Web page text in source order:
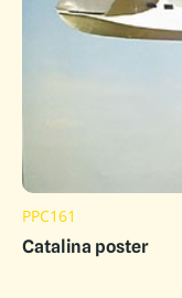
PPC161
Catalina poster